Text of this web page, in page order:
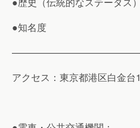
●知名度
アクセス：東京都港区白金台